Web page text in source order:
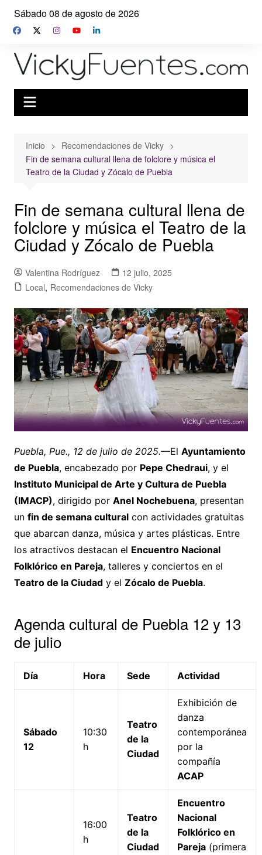
Saltar
contenido
Sábado 08 de agosto de 2026
Inicio
Recomendaciones de Vicky
Fin de semana cultural llena de folclore y música el
Teatro de la Ciudad y Zócalo de Puebla
Fin de semana cultural llena de
folclore y música el Teatro de la
Ciudad y Zócalo de Puebla
Valentina Rodríguez
12 julio, 2025
Local, Recomendaciones de Vicky
Puebla, Pue., 12 de julio de 2025.—El Ayuntamiento
de Puebla, encabezado por Pepe Chedraui, y el
Instituto Municipal de Arte y Cultura de Puebla
(IMACP), dirigido por Anel Nochebuena, presentan
un fin de semana culturalcon actividades gratuitas
que abarcan danza, música y artes plásticas. Entre
los atractivos destacan el Encuentro Nacional
Folklórico en Pareja, talleres y conciertos en el
Teatro de la Ciudady el Zócalo de Puebla.
Agenda cultural de Puebla 12 y 13
de julio
Día Hora Sede Actividad
Sábado
12
10:30
h
Teatro
de la
Ciudad
Exhibición de
danza
contemporánea
por la
compañía
ACAP
16:00
h
Teatro
de la
Ciudad
Encuentro
Nacional
Folklórico en
Pareja(primera